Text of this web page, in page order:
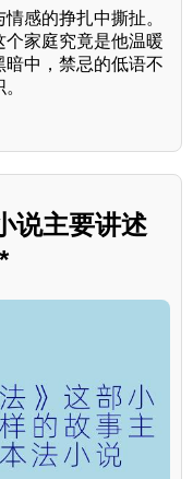
感的挣扎中撕扯。
家庭究竟是他温暖
中，禁忌的低语不
说主要讲述